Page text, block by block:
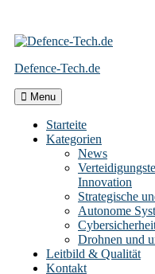
Skip
content
Defence-Tech.de
Menu
Starteite
Kategorien
News
Innovation
Strategische
Autonome
Drohnen und
Leitbild & Qualität
Kontakt